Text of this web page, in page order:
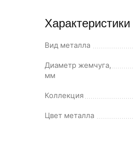
Вид металла
Диаметр жемчуга,
мм
Коллекция
Цвет металла